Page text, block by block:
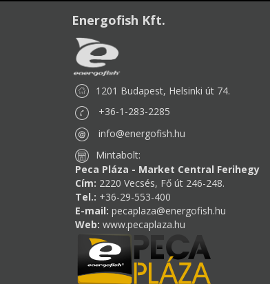
Energofish Kft.
1201 Budapest, Helsinki út 74.
+36-1-283-2285
info@energofish.hu
Mintabolt:
Peca Pláza - Market Central Ferihegy
Cím: 2220 Vecsés, Fő út 246-248.
Tel.: +36-29-553-400
E-mail: pecaplaza@energofish.hu
Web: www.pecaplaza.hu